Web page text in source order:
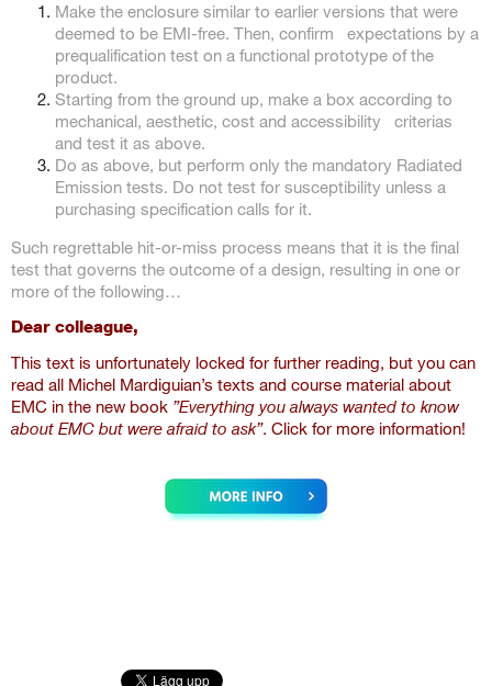
Make the enclosure similar to earlier versions that were
deemed to be EMI-free. Then, confirm expectations by a
prequalification test on a functional prototype of the
product.
Starting from the ground up, make a box according to
mechanical, aesthetic, cost and accessibility criterias
and test it as above.
Do as above, but perform only the mandatory Radiated
Emission tests. Do not test for susceptibility unless a
purchasing specification calls for it.
Such regrettable hit-or-miss process means that it is the final
test that governs the outcome of a design, resulting in one or
more of the following…
Dear colleague,
This text is unfortunately locked for further reading, but you can
read all Michel Mardiguian’s texts and course material about
EMC in the new book ”Everything you always wanted to know
about EMC but were afraid to ask”. Click for more information!